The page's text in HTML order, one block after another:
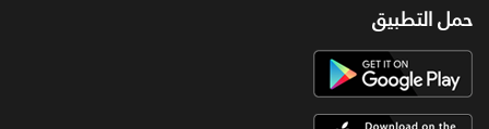
حمل التطبيق